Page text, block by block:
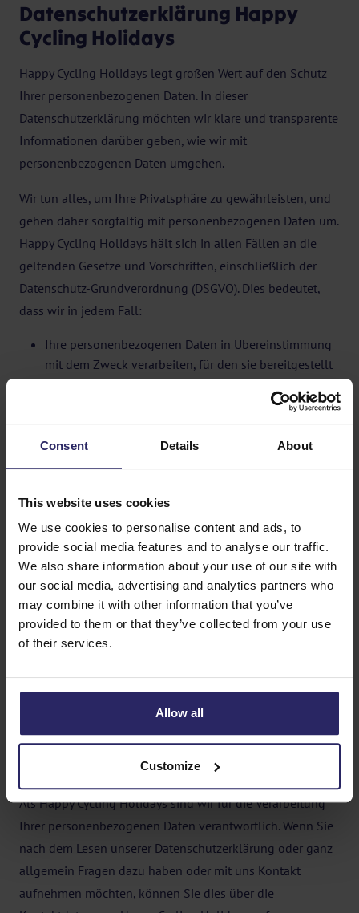
Consent Details About
This website uses cookies
We use cookies to personalise content and ads, to
provide social media features and to analyse our traffic.
We also share information about your use of our site with
our social media, advertising and analytics partners who
may combine it with other information that you’ve
provided to them or that they’ve collected from your use
of their services.
Allow all
Customize
Datenschutzerklärung Happy
Cycling Holidays
Happy Cycling Holidays legt großen Wert auf den Schutz
Ihrer personenbezogenen Daten. In dieser
Datenschutzerklärung möchten wir klare und transparente
Informationen darüber geben, wie wir mit
personenbezogenen Daten umgehen.
Wir tun alles, um Ihre Privatsphäre zu gewährleisten, und
gehen daher sorgfältig mit personenbezogenen Daten um.
Happy Cycling Holidays hält sich in allen Fällen an die
geltenden Gesetze und Vorschriften, einschließlich der
Datenschutz-Grundverordnung (DSGVO). Dies bedeutet,
dass wir in jedem Fall:
Ihre personenbezogenen Daten in Übereinstimmung
mit dem Zweck verarbeiten, für den sie bereitgestellt
wurden; diese Zwecke und Arten personenbezogener
Daten sind in dieser Datenschutzerklärung
beschrieben;
die Verarbeitung Ihrer personenbezogenen Daten auf
die Daten beschränken, die mindestens für die
werden;
Ihre ausdrückliche Zustimmung einholen, wenn wir
diese für die Verarbeitung Ihrer personenbezogenen
Daten benötigen;
geeignete technische und organisatorische
Maßnahmen getroffen haben, damit die Sicherheit
Ihrer personenbezogenen Daten gewährleistet ist;
keine personenbezogenen Daten an andere Parteien
personenbezogenen Daten informiert sind, Sie darauf
hinweisen und diese respektieren.
Als Happy Cycling Holidays sind wir für die Verarbeitung
Ihrer personenbezogenen Daten verantwortlich. Wenn Sie
nach dem Lesen unserer Datenschutzerklärung oder ganz
allgemein Fragen dazu haben oder mit uns Kontakt
aufnehmen möchten, können Sie dies über die